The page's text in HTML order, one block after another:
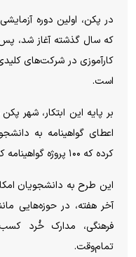
در پکن، اولین دوره
که سال گذشته آغاز شد،
کارآموزی در شرکت‌های
است.
بر پایه این ابتکار، شهر
اعطای گواهینامه به
کرده که ۱۰۰ پروژه گواهینامه کوتاه‌مدت ارائه می‌دهد.
این طرح به دانشجویان
آخر هفته، در حوزه‌هایی
فرهنگی، مدارک خُرد کسب
تمام‌وقت.